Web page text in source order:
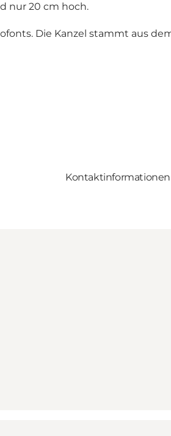
nur 20 cm hoch.
Die Kanzel stammt aus
Kontaktinformationen